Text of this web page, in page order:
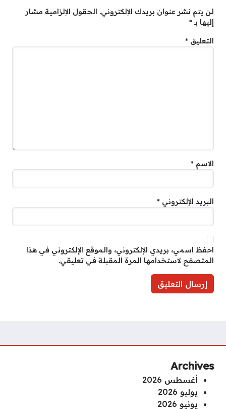
لن يتم نشر عنوان بريدك الإلكتروني. الحقول الإلزامية مشار
إليها بـ*
التعليق *
الاسم *
البريد الإلكتروني *
احفظ اسمي، بريدي الإلكتروني، والموقع الإلكتروني في هذا
المتصفح لاستخدامها المرة المقبلة في تعليقي.
Archives
أغسطس 2026
يوليو 2026
يونيو 2026